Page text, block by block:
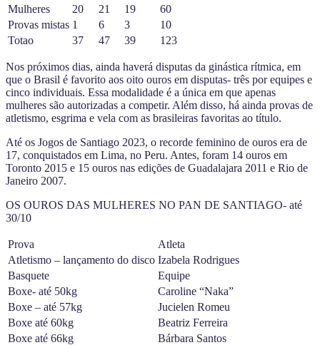
Mulheres
20 21 19
60
Provas mistas 1 6 3
10
Totao
37 47 39 123
Nos próximos dias, ainda haverá disputas da ginástica rítmica, em
que o Brasil é favorito aos oito ouros em disputas- três por equipes e
cinco individuais. Essa modalidade é a única em que apenas
mulheres são autorizadas a competir. Além disso, há ainda provas de
atletismo, esgrima e vela com as brasileiras favoritas ao título.
Até os Jogos de Santiago 2023, o recorde feminino de ouros era de
17, conquistados em Lima, no Peru. Antes, foram 14 ouros em
Toronto 2015 e 15 ouros nas edições de Guadalajara 2011 e Rio de
Janeiro 2007.
OS OUROS DAS MULHERES NO PAN DE SANTIAGO- até
30/10
Prova
Atleta
Atletismo – lançamento do disco Izabela Rodrigues
Basquete
Equipe
Boxe- até 50kg
Caroline “Naka”
Boxe – até 57kg
Jucielen Romeu
Boxe até 60kg
Beatriz Ferreira
Boxe até 66kg
Bárbara Santos